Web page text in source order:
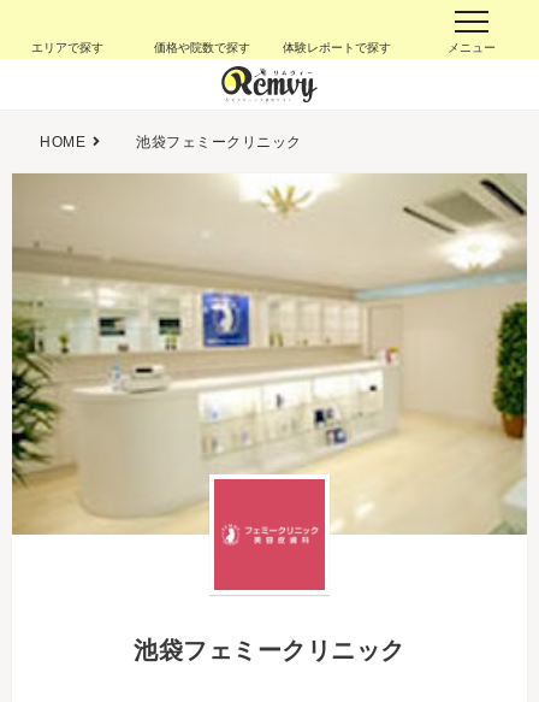
エリアで探す 価格や院数で探す 体験レポートで探す メニュー
HOME 池袋フェミークリニック
池袋フェミークリニック